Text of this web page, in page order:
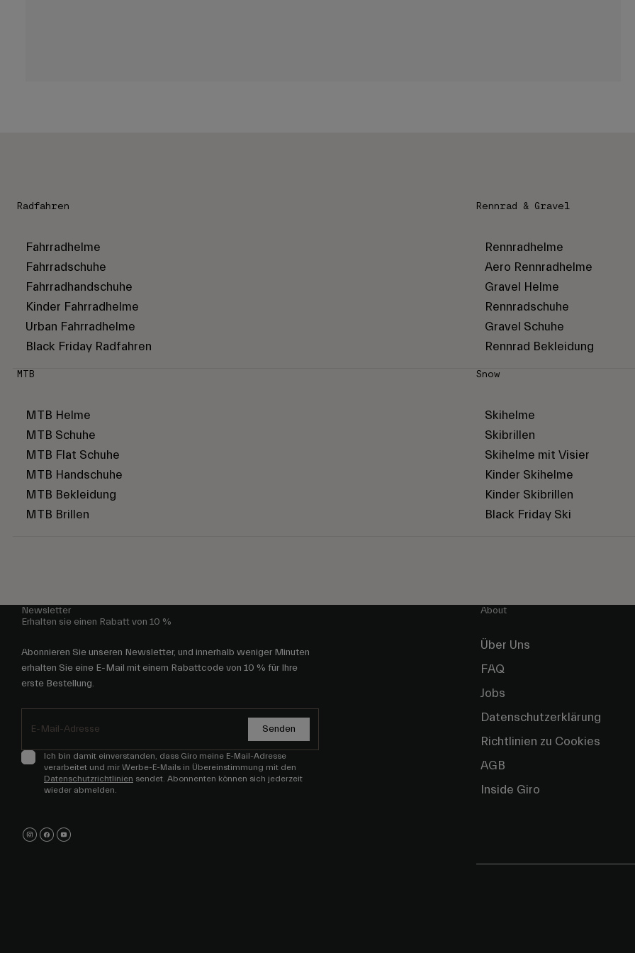
Radfahren
Fahrradhelme
Fahrradschuhe
Fahrradhandschuhe
Kinder Fahrradhelme
Urban Fahrradhelme
Black Friday Radfahren
Rennrad & Gravel
Rennradhelme
Aero Rennradhelme
Gravel Helme
Rennradschuhe
Gravel Schuhe
Rennrad Bekleidung
MTB
MTB Helme
MTB Schuhe
MTB Flat Schuhe
MTB Handschuhe
MTB Bekleidung
MTB Brillen
Snow
Skihelme
Skibrillen
Skihelme mit Visier
Kinder Skihelme
Kinder Skibrillen
Black Friday Ski
Newsletter
Erhalten sie einen Rabatt von 10 %
Abonnieren Sie unseren Newsletter, und innerhalb weniger Minuten
erhalten Sie eine E-Mail mit einem Rabattcode von 10 % für Ihre
erste Bestellung.
Senden
Ich bin damit einverstanden, dass Giro meine E-Mail-Adresse
verarbeitet und mir Werbe-E-Mails in Übereinstimmung mit den
Datenschutzrichtlinien sendet. Abonnenten können sich jederzeit
wieder abmelden.
About
Über Uns
FAQ
Jobs
Datenschutzerklärung
Richtlinien zu Cookies
AGB
Inside Giro